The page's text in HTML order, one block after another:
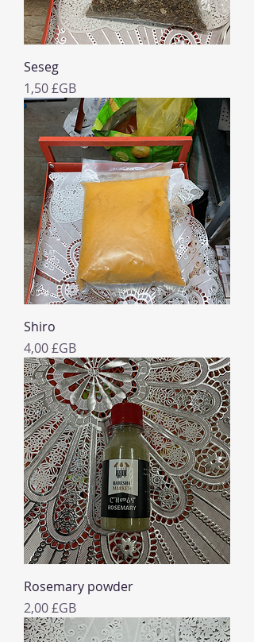
Seseg
Prix
1,50 £GB
Shiro
Prix
4,00 £GB
Rosemary powder
Prix
2,00 £GB